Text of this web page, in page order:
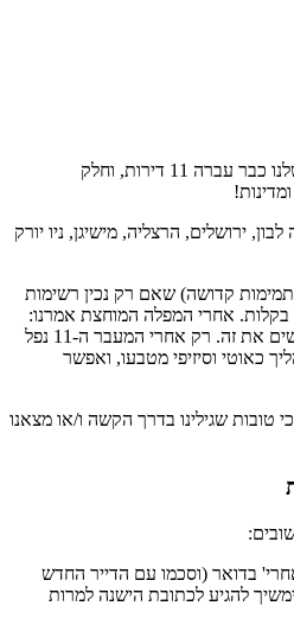
נפתח בזה שהמשפחה הפרטית שלנו כבר עברה 11 דירות, וחלק
ירושלים, הרצליה, מישיגן, ניו יורק
קדושה) שאם רק נכין רשימות
בקלות. אחרי המפלה המוחצת אמרנו:
טוב, לפחות עכשיו למדנו איך עושים את זה. רק אחרי המעבר ה-11 נפל
כאוטי וסיזיפי מטבעו, ואפשר
טובות שגילינו בדרך הקשה ו/או מצאנו
בדואר (וסכמו עם הדייר החדש
להגיע לכתובת הישנה למרות